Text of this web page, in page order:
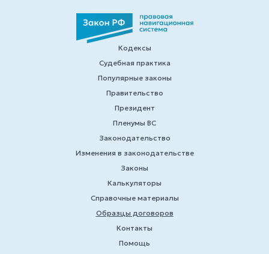
Кодексы
Судебная практика
Популярные законы
Правительство
Президент
Пленумы ВС
Законодательство
Изменения в законодательстве
Законы
Калькуляторы
Справочные материалы
Образцы договоров
Контакты
Помощь